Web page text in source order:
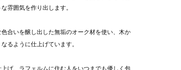
雰囲気を作り出します。
合いを醸し出した無垢のオーク材を使い、木か
るように仕上げています。